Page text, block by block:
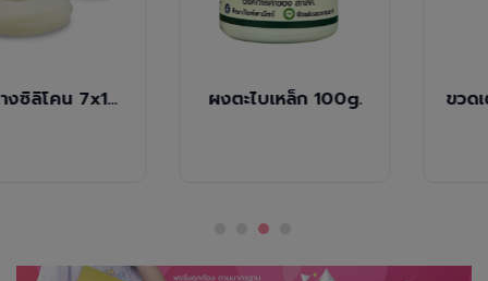
ผงตะไบเหล็ก 100g.